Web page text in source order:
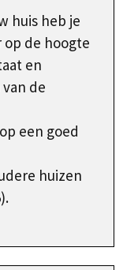
huis heb je
op de hoogte
en
de
een goed
huizen